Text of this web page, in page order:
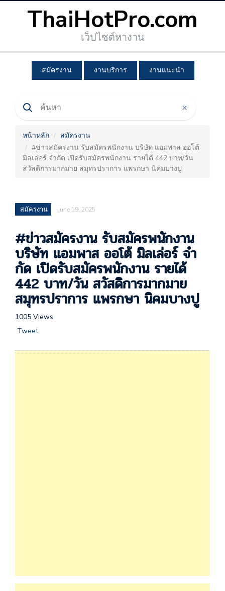
ThaiHotPro.com
เว็ปไซต์หางาน
สมัครงาน งานบริการ งานแนะนำ
หน้าหลัก
สมัครงาน
#ข่าวสมัครงาน รับสมัครพนักงาน บริษัท แอมพาส ออโต้
มิลเล่อร์ จํากัด เปิดรับสมัครพนักงาน รายได้ 442 บาท/วัน
สวัสดิการมากมาย สมุทรปราการ แพรกษา นิคมบางปู
สมัครงาน June 19, 2025
#ข่าวสมัครงาน รับสมัครพนักงาน
บริษัท แอมพาส ออโต้ มิลเล่อร์ จํา
กัด เปิดรับสมัครพนักงาน รายได้
442 บาท/วัน สวัสดิการมากมาย
สมุทรปราการ แพรกษา นิคมบางปู
1005 Views
Tweet